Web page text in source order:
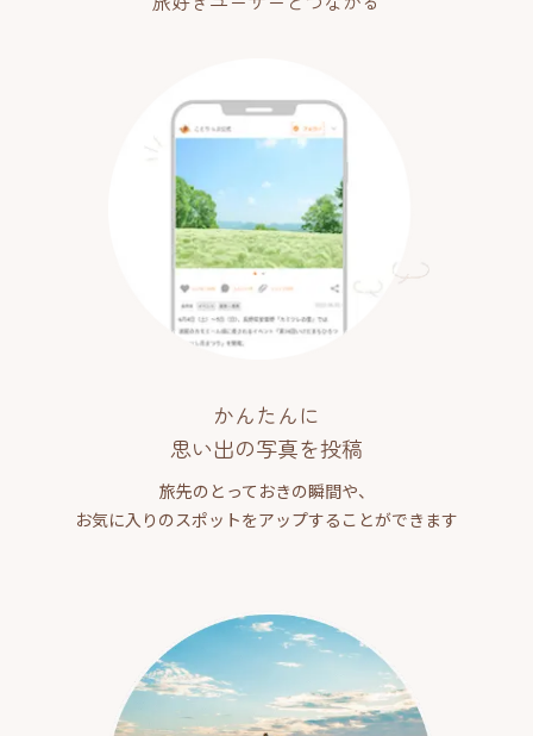
かんたんに
思い出の写真を投稿
旅先のとっておきの瞬間や、
お気に入りのスポットをアップすることができます